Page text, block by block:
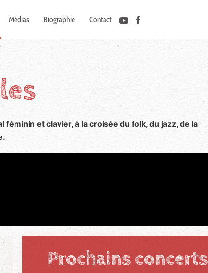
Médias Biographie Contact
féminin et clavier, à la croisée du folk, du jazz, de la
Prochains concerts